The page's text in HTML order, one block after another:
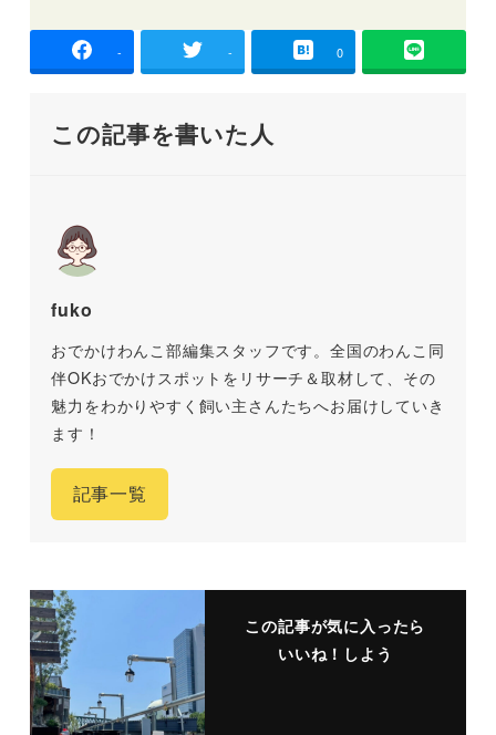
- - 0
この記事を書いた人
fuko
おでかけわんこ部編集スタッフです。全国のわんこ同
伴OKおでかけスポットをリサーチ＆取材して、その
魅力をわかりやすく飼い主さんたちへお届けしていき
ます！
記事一覧
この記事が気に入ったら
いいね！しよう